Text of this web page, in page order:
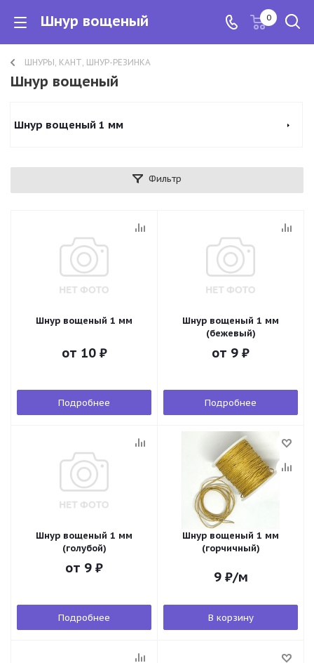
Шнур вощеный 0
ШНУРЫ, КАНТ, ШНУР-РЕЗИНКА
Шнур вощеный
Шнур вощеный 1 мм
Фильтр
Шнур вощеный 1 мм
от 10 ₽
Подробнее
Шнур вощеный 1 мм
(бежевый)
от 9 ₽
Подробнее
Шнур вощеный 1 мм
(голубой)
от 9 ₽
Подробнее
Шнур вощеный 1 мм
(горчичный)
9₽/м
В корзину